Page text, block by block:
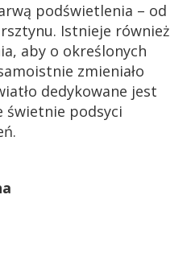
podświetlenia – od
Istnieje również
aby o określonych
zmieniało
dedykowane jest
świetnie podsyci